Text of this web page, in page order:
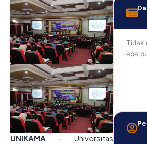
UNIKAMA – Universitas
Tidak
apa